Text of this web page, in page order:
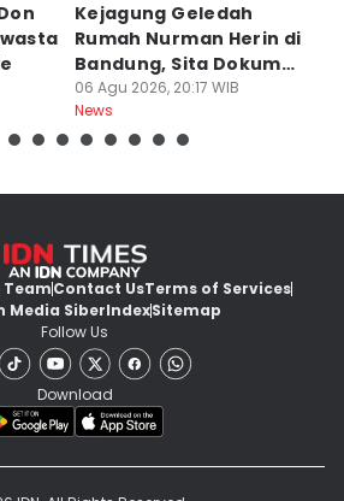
Kejagung Geledah
Rumah Nurman Herin di
Bandung, Sita Dokumen
TPPU Febrie
06 Agu 2026, 20:17 WIB
News
TeamContact UsTerms of Services
Media SiberIndexSitemap
Follow Us
Download